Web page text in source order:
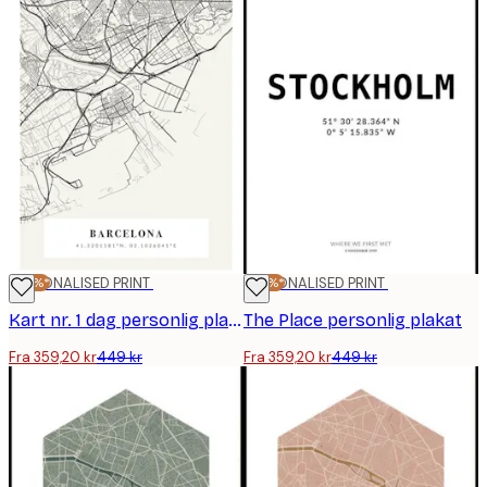
-20%*
PERSONALISED PRINT
Kart nr. 1 dag personlig plakat
Fra 359,20 kr449 kr
-20%*
PERSONALISED PRINT
The Place personlig plakat
Fra 359,20 kr449 kr